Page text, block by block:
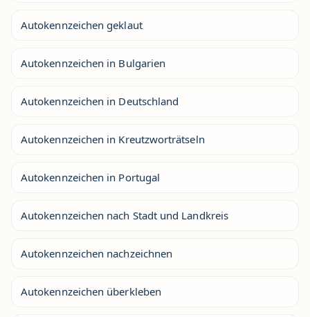
Autokennzeichen geklaut
Autokennzeichen in Bulgarien
Autokennzeichen in Deutschland
Autokennzeichen in Kreutzworträtseln
Autokennzeichen in Portugal
Autokennzeichen nach Stadt und Landkreis
Autokennzeichen nachzeichnen
Autokennzeichen überkleben